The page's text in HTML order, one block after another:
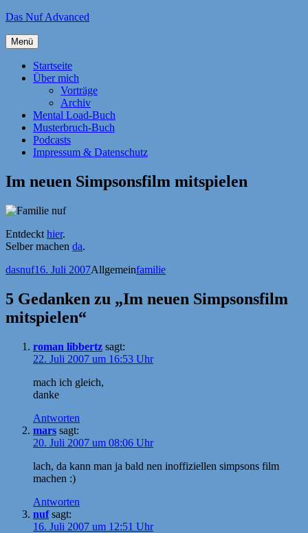
Zum
springen
Das Nuf Advanced
Menü
Startseite
Über mich
Vorträge
Archiv
Mental Load-Buch
Musterbruch-Buch
Podcasts
Impressum & Datenschutz
Im neuen Simpsonsfilm mitspielen
Entdeckt hier.
Selber machen da.
Autor
dasnufVeröffentlicht
16. Juli 2007Kategorien
AllgemeinSchlagwörter
familie
5 Gedanken zu „Im neuen Simpsonsfilm
mitspielen“
roman libbertz sagt:
22. Juli 2007 um 16:53 Uhr
mach ich gleich,
danke
Antworten
mars sagt:
20. Juli 2007 um 08:06 Uhr
lach, da kann man ja bald nen inoffiziellen simpsons film
machen :)
Antworten
nuf sagt:
16. Juli 2007 um 12:51 Uhr